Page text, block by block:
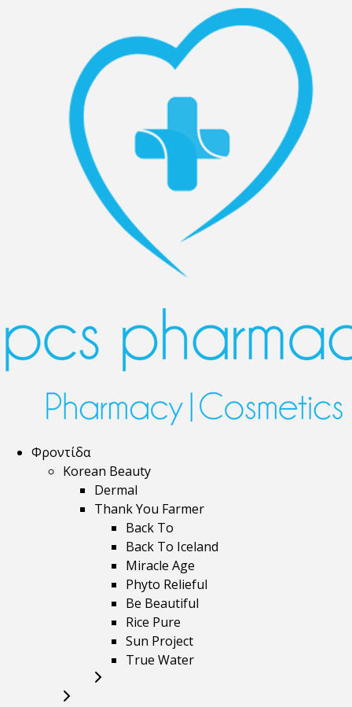
Φροντίδα
Korean Beauty
Dermal
Thank You Farmer
Back To
Back To Iceland
Miracle Age
Phyto Relieful
Be Beautiful
Rice Pure
Sun Project
True Water